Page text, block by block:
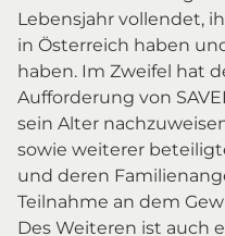
Lebensjahr vollendet,
in Österreich haben
haben. Im Zweifel hat
Aufforderung von
sein Alter
sowie weiterer
und deren
Teilnahme an dem
Des Weiteren ist auch